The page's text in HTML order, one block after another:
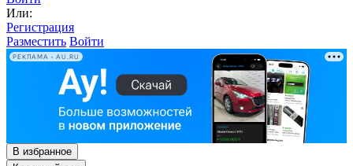
Или:
Регистрация
Разместить Войти
РЕКЛАМА • AU.RU
В избранное